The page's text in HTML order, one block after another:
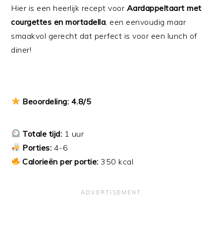
Hier is een heerlijk recept voor Aardappeltaart met
courgettes en mortadella , een eenvoudig maar
smaakvol gerecht dat perfect is voor een lunch of
diner!
Beoordeling: 4.8/5
Totale tijd: 1 uur
Porties: 4-6
Calorieën per portie: 350 kcal